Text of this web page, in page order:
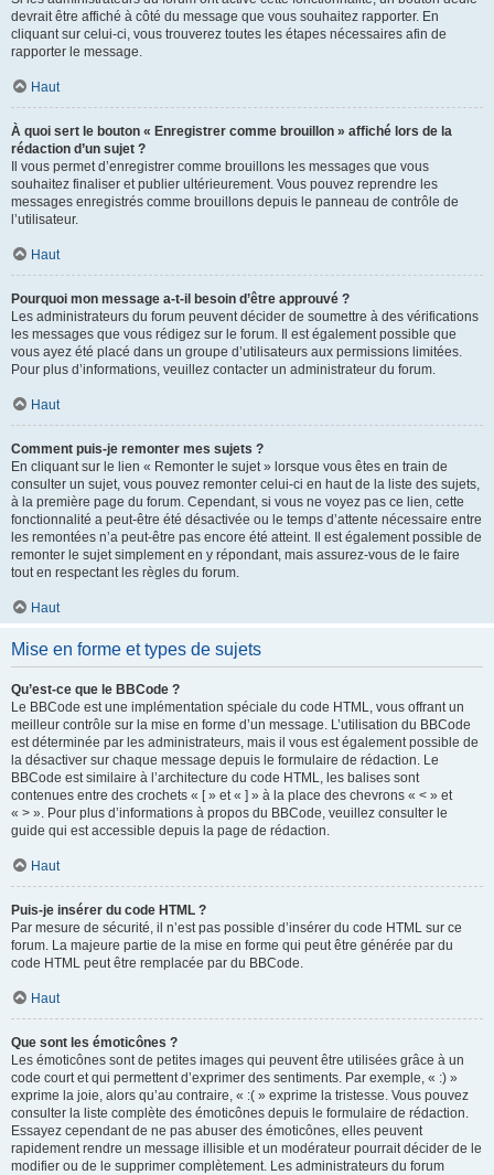
devrait être affiché à côté du message que vous souhaitez rapporter. En
cliquant sur celui-ci, vous trouverez toutes les étapes nécessaires afin de
rapporter le message.
Haut
À quoi sert le bouton « Enregistrer comme brouillon » affiché lors de la
rédaction d’un sujet ?
Il vous permet d’enregistrer comme brouillons les messages que vous
souhaitez finaliser et publier ultérieurement. Vous pouvez reprendre les
messages enregistrés comme brouillons depuis le panneau de contrôle de
l’utilisateur.
Haut
Pourquoi mon message a-t-il besoin d’être approuvé ?
Les administrateurs du forum peuvent décider de soumettre à des vérifications
les messages que vous rédigez sur le forum. Il est également possible que
vous ayez été placé dans un groupe d’utilisateurs aux permissions limitées.
Pour plus d’informations, veuillez contacter un administrateur du forum.
Haut
Comment puis-je remonter mes sujets ?
En cliquant sur le lien « Remonter le sujet » lorsque vous êtes en train de
consulter un sujet, vous pouvez remonter celui-ci en haut de la liste des sujets,
à la première page du forum. Cependant, si vous ne voyez pas ce lien, cette
fonctionnalité a peut-être été désactivée ou le temps d’attente nécessaire entre
les remontées n’a peut-être pas encore été atteint. Il est également possible de
remonter le sujet simplement en y répondant, mais assurez-vous de le faire
tout en respectant les règles du forum.
Haut
Mise en forme et types de sujets
Qu’est-ce que le BBCode ?
Le BBCode est une implémentation spéciale du code HTML, vous offrant un
meilleur contrôle sur la mise en forme d’un message. L’utilisation du BBCode
est déterminée par les administrateurs, mais il vous est également possible de
la désactiver sur chaque message depuis le formulaire de rédaction. Le
BBCode est similaire à l’architecture du code HTML, les balises sont
contenues entre des crochets « [ » et « ] » à la place des chevrons « < » et
« > ». Pour plus d’informations à propos du BBCode, veuillez consulter le
guide qui est accessible depuis la page de rédaction.
Haut
Puis-je insérer du code HTML ?
Par mesure de sécurité, il n’est pas possible d’insérer du code HTML sur ce
forum. La majeure partie de la mise en forme qui peut être générée par du
code HTML peut être remplacée par du BBCode.
Haut
Que sont les émoticônes ?
Les émoticônes sont de petites images qui peuvent être utilisées grâce à un
code court et qui permettent d’exprimer des sentiments. Par exemple, « :) »
exprime la joie, alors qu’au contraire, « :( » exprime la tristesse. Vous pouvez
consulter la liste complète des émoticônes depuis le formulaire de rédaction.
Essayez cependant de ne pas abuser des émoticônes, elles peuvent
rapidement rendre un message illisible et un modérateur pourrait décider de le
modifier ou de le supprimer complètement. Les administrateurs du forum